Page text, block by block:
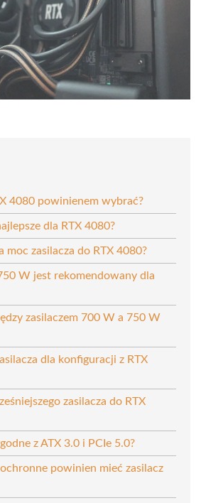
4080 powinienem wybrać?
dla RTX 4080?
moc zasilacza do RTX 4080?
W jest rekomendowany dla
zasilaczem 700 W a 750 W
dla konfiguracji z RTX
zasilacza do RTX
z ATX 3.0 i PCIe 5.0?
powinien mieć zasilacz